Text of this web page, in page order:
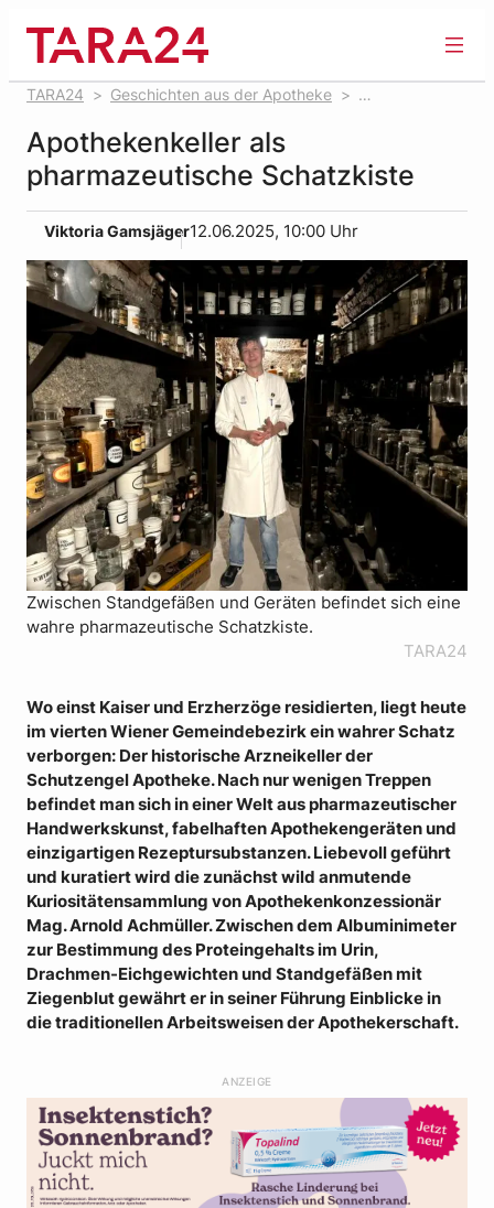
springen
TARA24
Geschichten aus der Apotheke
Apothekenkeller als
pharmazeutische Schatzkiste
Viktoria Gamsjäger12.06.2025, 10:00 Uhr
Zwischen Standgefäßen und Geräten befindet sich eine
wahre pharmazeutische Schatzkiste.
TARA24
Wo einst Kaiser und Erzherzöge residierten, liegt heute
im vierten Wiener Gemeindebezirk ein wahrer Schatz
verborgen: Der historische Arzneikeller der
Schutzengel Apotheke. Nach nur wenigen Treppen
befindet man sich in einer Welt aus pharmazeutischer
Handwerkskunst, fabelhaften Apothekengeräten und
einzigartigen Rezeptursubstanzen. Liebevoll geführt
und kuratiert wird die zunächst wild anmutende
Kuriositätensammlung von Apothekenkonzessionär
Mag. Arnold Achmüller. Zwischen dem Albuminimeter
zur Bestimmung des Proteingehalts im Urin,
Drachmen-Eichgewichten und Standgefäßen mit
Ziegenblut gewährt er in seiner Führung Einblicke in
die traditionellen Arbeitsweisen der Apothekerschaft.
ANZEIGE